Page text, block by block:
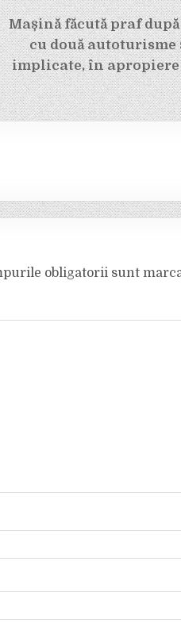
Mașină făcută praf
cu două autoturisme
implicate, în apropiere
obligatorii sunt